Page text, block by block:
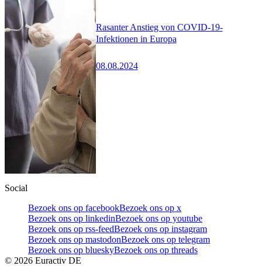
Rasanter Anstieg von COVID-19-
Infektionen in Europa
08.08.2024
Social
Bezoek ons op facebookBezoek ons op x
Bezoek ons op linkedinBezoek ons op youtube
Bezoek ons op rss-feedBezoek ons op instagram
Bezoek ons op mastodonBezoek ons op telegram
Bezoek ons op blueskyBezoek ons op threads
© 2026 Euractiv DE